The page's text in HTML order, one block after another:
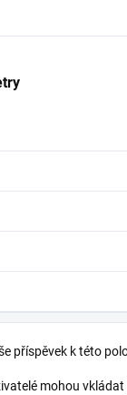
příspěvek k této
mohou